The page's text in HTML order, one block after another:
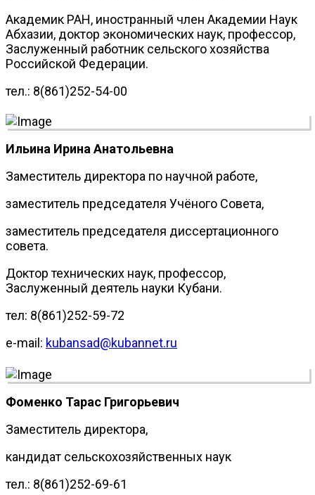
Академик РАН, иностранный член Академии Наук
Абхазии, доктор экономических наук, профессор,
Заслуженный работник сельского хозяйства
Российской Федерации.
тел.: 8(861)252-54-00
Ильина Ирина Анатольевна
Заместитель директора по научной работе,
заместитель председателя Учёного Совета,
заместитель председателя диссертационного
совета.
Доктор технических наук, профессор,
Заслуженный деятель науки Кубани.
тел: 8(861)252-59-72
e-mail: kubansad@kubannet.ru
Фоменко Тарас Григорьевич
Заместитель директора,
кандидат сельскохозяйственных наук
тел.: 8(861)252-69-61